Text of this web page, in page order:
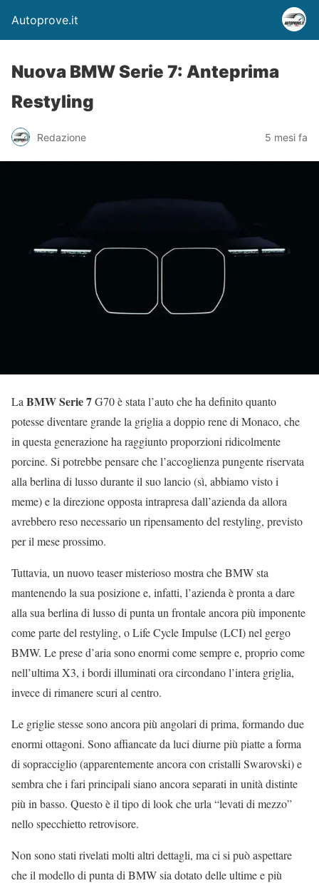
Autoprove.it
Nuova BMW Serie 7: Anteprima
Restyling
Redazione 5 mesi fa
La BMW Serie 7G70 è stata l’auto che ha definito quanto
potesse diventare grande la griglia a doppio rene di Monaco, che
in questa generazione ha raggiunto proporzioni ridicolmente
porcine. Si potrebbe pensare che l’accoglienza pungente riservata
alla berlina di lusso durante il suo lancio (sì, abbiamo visto i
meme) e la direzione opposta intrapresa dall’azienda da allora
avrebbero reso necessario un ripensamento del restyling, previsto
per il mese prossimo.
Tuttavia, un nuovo teaser misterioso mostra che BMW sta
mantenendo la sua posizione e, infatti, l’azienda è pronta a dare
alla sua berlina di lusso di punta un frontale ancora più imponente
come parte del restyling, o Life Cycle Impulse (LCI) nel gergo
BMW. Le prese d’aria sono enormi come sempre e, proprio come
nell’ultima X3, i bordi illuminati ora circondano l’intera griglia,
invece di rimanere scuri al centro.
Le griglie stesse sono ancora più angolari di prima, formando due
enormi ottagoni. Sono affiancate da luci diurne più piatte a forma
di sopracciglio (apparentemente ancora con cristalli Swarovski) e
sembra che i fari principali siano ancora separati in unità distinte
più in basso. Questo è il tipo di look che urla “levati di mezzo”
nello specchietto retrovisore.
Non sono stati rivelati molti altri dettagli, ma ci si può aspettare
che il modello di punta di BMW sia dotato delle ultime e più